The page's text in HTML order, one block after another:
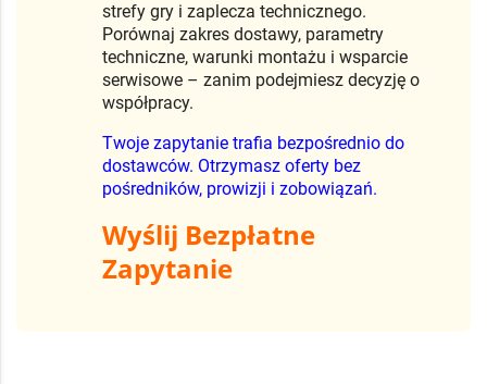
strefy gry i zaplecza technicznego.
Porównaj zakres dostawy, parametry
techniczne, warunki montażu i wsparcie
serwisowe – zanim podejmiesz decyzję o
współpracy.
Twoje zapytanie trafia bezpośrednio do
dostawców. Otrzymasz oferty bez
pośredników, prowizji i zobowiązań.
Wyślij Bezpłatne
Zapytanie